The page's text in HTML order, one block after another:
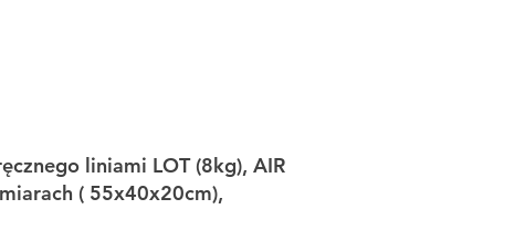
liniami LOT (8kg), AIR
( 55x40x20cm),